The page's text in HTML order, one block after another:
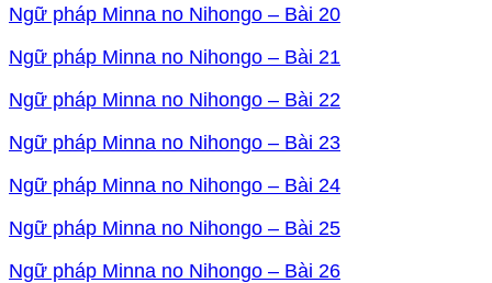
Ngữ pháp Minna no Nihongo – Bài 20
Ngữ pháp Minna no Nihongo – Bài 21
Ngữ pháp Minna no Nihongo – Bài 22
Ngữ pháp Minna no Nihongo – Bài 23
Ngữ pháp Minna no Nihongo – Bài 24
Ngữ pháp Minna no Nihongo – Bài 25
Ngữ pháp Minna no Nihongo – Bài 26